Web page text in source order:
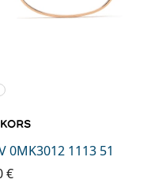
0MK3012 1113 51
€